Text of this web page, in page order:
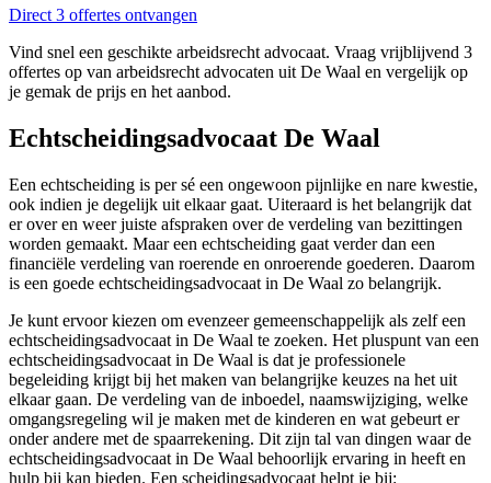
Direct 3 offertes ontvangen
Vind snel een geschikte arbeidsrecht advocaat. Vraag vrijblijvend 3
offertes op van arbeidsrecht advocaten uit De Waal en vergelijk op
je gemak de prijs en het aanbod.
Echtscheidingsadvocaat De Waal
Een echtscheiding is per sé een ongewoon pijnlijke en nare kwestie,
ook indien je degelijk uit elkaar gaat. Uiteraard is het belangrijk dat
er over en weer juiste afspraken over de verdeling van bezittingen
worden gemaakt. Maar een echtscheiding gaat verder dan een
financiële verdeling van roerende en onroerende goederen. Daarom
is een goede echtscheidingsadvocaat in De Waal zo belangrijk.
Je kunt ervoor kiezen om evenzeer gemeenschappelijk als zelf een
echtscheidingsadvocaat in De Waal te zoeken. Het pluspunt van een
echtscheidingsadvocaat in De Waal is dat je professionele
begeleiding krijgt bij het maken van belangrijke keuzes na het uit
elkaar gaan. De verdeling van de inboedel, naamswijziging, welke
omgangsregeling wil je maken met de kinderen en wat gebeurt er
onder andere met de spaarrekening. Dit zijn tal van dingen waar de
echtscheidingsadvocaat in De Waal behoorlijk ervaring in heeft en
hulp bij kan bieden. Een scheidingsadvocaat helpt je bij: